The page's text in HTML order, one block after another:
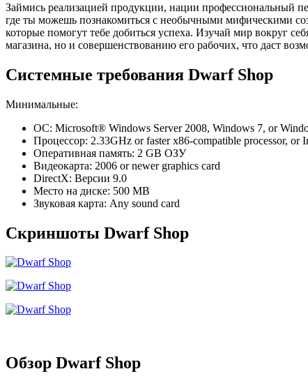
Займись реализацией продукции, нации профессиональный
где ты можешь познакомиться с необычными мифическими
которые помогут тебе добиться успеха. Изучай мир вокруг
магазина, но и совершенствованию его рабочих, что даст
Системные требования Dwarf Shop
Минимальные:
ОС: Microsoft® Windows Server 2008, Windows 7, or
Процессор: 2.33GHz or faster x86-compatible processor,
Оперативная память: 2 GB ОЗУ
Видеокарта: 2006 or newer graphics card
DirectX: Версии 9.0
Место на диске: 500 MB
Звуковая карта: Any sound card
Скриншоты Dwarf Shop
Обзор Dwarf Shop